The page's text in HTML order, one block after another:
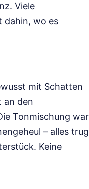
Viele
dahin, wo es
mit Schatten
an den
Tonmischung war
– alles trug
Keine